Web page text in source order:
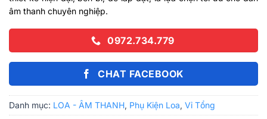
âm thanh chuyên nghiệp.
0972.734.779
CHAT FACEBOOK
Danh mục: LOA - ÂM THANH, Phụ Kiện Loa, Vỉ Tổng